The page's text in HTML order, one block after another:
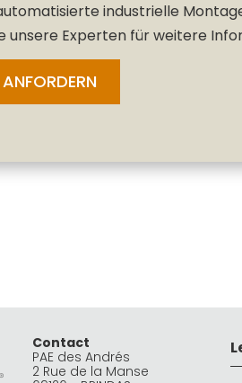
industrielle
unsere Experten für weitere
Contact
PAE des Andrés
2 Rue de la Manse